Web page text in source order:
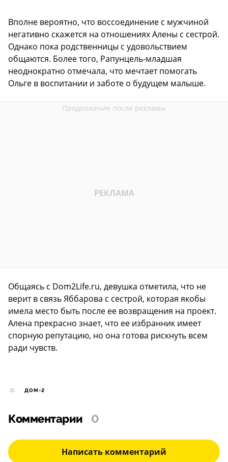
Вполне вероятно, что воссоединение с мужчиной
негативно скажется на отношениях Алены с сестрой.
Однако пока родственницы с удовольствием
общаются. Более того, Рапунцель-младшая
неоднократно отмечала, что мечтает помогать
Ольге в воспитании и заботе о будущем малыше.
Общаясь с Dom2Life.ru, девушка отметила, что не
верит в связь Яббарова с сестрой, которая якобы
имела место быть после ее возвращения на проект.
Алена прекрасно знает, что ее избранник имеет
спорную репутацию, но она готова рискнуть всем
ради чувств.
ДОМ-2
Комментарии 0
Написать комментарий